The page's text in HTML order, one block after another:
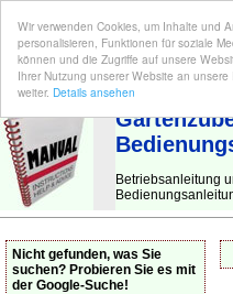
Wir verwenden Cookies, um Inhalte und
personalisieren, Funktionen für soziale
können und die Zugriffe auf unsere
Ihrer Nutzung unserer Website an
weiter. Details ansehen
BEDIENUNGSANLEITUNG | Hier
Betriebsanleitung
Nicht gefunden, was Sie
suchen? Probieren Sie es mit
der Google-Suche!